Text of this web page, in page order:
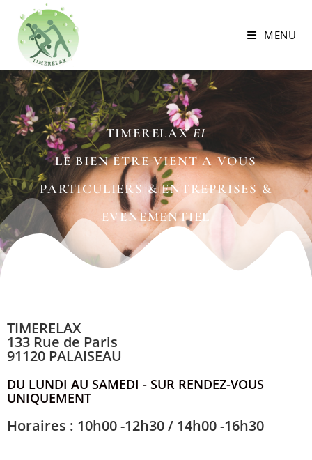
MENU
TIMERELAXEI
LE BIEN ÊTRE VIENT A VOUS
PARTICULIERS & ENTREPRISES &
EVENEMENTIEL
TIMERELAX
133 Rue de Paris
91120 PALAISEAU
DU LUNDI AU SAMEDI - SUR RENDEZ-VOUS
UNIQUEMENT
Horaires : 10h00 -12h30 / 14h00 -16h30